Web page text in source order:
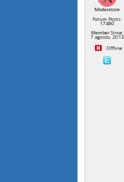
Moderatore
Forum Posts:
17480
Member Since:
7 agosto, 2013
Offline